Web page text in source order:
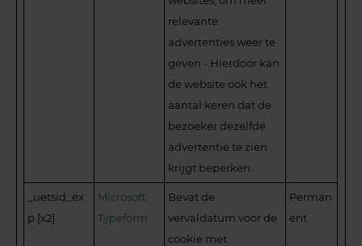
relevante
advertenties weer te
geven - Hierdoor kan
de website ook het
aantal keren dat de
bezoeker dezelfde
advertentie te zien
krijgt beperken.
_uetsid_ex
p [x2]
Microsoft
Typeform
Bevat de
vervaldatum voor de
cookie met
Perman
ent